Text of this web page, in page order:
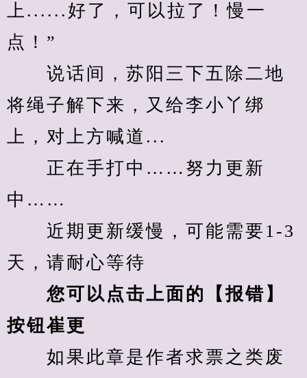
上......好了，可以拉了！慢一
点！”
说话间，苏阳三下五除二地
将绳子解下来，又给李小丫绑
上，对上方喊道...
正在手打中……努力更新
中……
近期更新缓慢，可能需要1-3
天，请耐心等待
您可以点击上面的【报错】
按钮崔更
如果此章是作者求票之类废